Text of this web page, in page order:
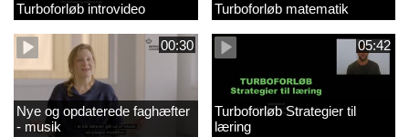
Turboforløb introvideo Turboforløb matematik
00:30
Nye og opdaterede faghæfter
- musik
05:42
Turboforløb Strategier til
læring